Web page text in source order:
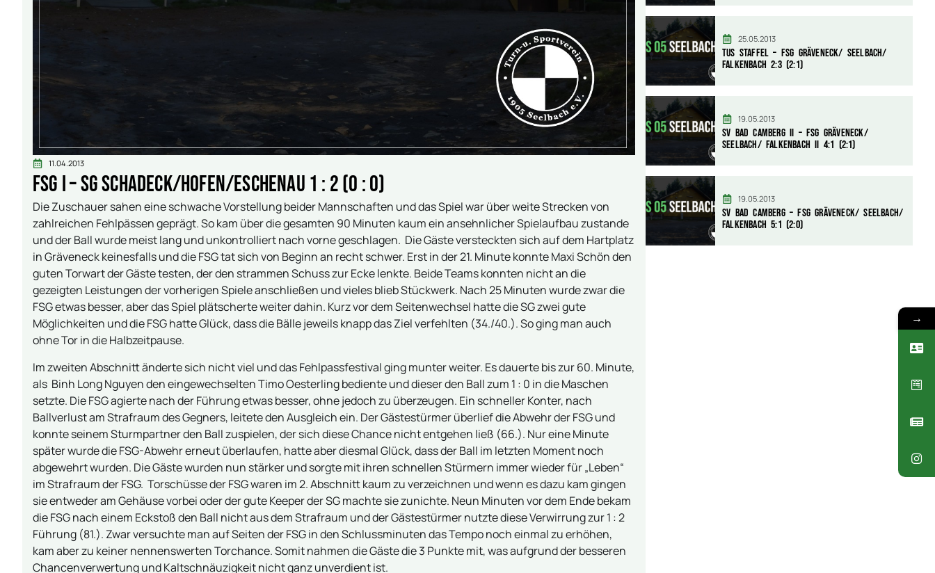
11.04.2013
FSG I – SG Schadeck/Hofen/Eschenau 1 : 2 (0 : 0)
Die Zuschauer sahen eine schwache Vorstellung beider Mannschaften und das Spiel war über weite Strecken von
zahlreichen Fehlpässen geprägt. So kam über die gesamten 90 Minuten kaum ein ansehnlicher Spielaufbau zustande
und der Ball wurde meist lang und unkontrolliert nach vorne geschlagen. Die Gäste versteckten sich auf dem Hartplatz
in Gräveneck keinesfalls und die FSG tat sich von Beginn an recht schwer. Erst in der 21. Minute konnte Maxi Schön den
guten Torwart der Gäste testen, der den strammen Schuss zur Ecke lenkte. Beide Teams konnten nicht an die
gezeigten Leistungen der vorherigen Spiele anschließen und vieles blieb Stückwerk. Nach 25 Minuten wurde zwar die
FSG etwas besser, aber das Spiel plätscherte weiter dahin. Kurz vor dem Seitenwechsel hatte die SG zwei gute
Möglichkeiten und die FSG hatte Glück, dass die Bälle jeweils knapp das Ziel verfehlten (34./40.). So ging man auch
ohne Tor in die Halbzeitpause.
Im zweiten Abschnitt änderte sich nicht viel und das Fehlpassfestival ging munter weiter. Es dauerte bis zur 60. Minute,
als Binh Long Nguyen den eingewechselten Timo Oesterling bediente und dieser den Ball zum 1 : 0 in die Maschen
setzte. Die FSG agierte nach der Führung etwas besser, ohne jedoch zu überzeugen. Ein schneller Konter, nach
Ballverlust am Strafraum des Gegners, leitete den Ausgleich ein. Der Gästestürmer überlief die Abwehr der FSG und
konnte seinem Sturmpartner den Ball zuspielen, der sich diese Chance nicht entgehen ließ (66.). Nur eine Minute
später wurde die FSG-Abwehr erneut überlaufen, hatte aber diesmal Glück, dass der Ball im letzten Moment noch
abgewehrt wurden. Die Gäste wurden nun stärker und sorgte mit ihren schnellen Stürmern immer wieder für „Leben“
im Strafraum der FSG. Torschüsse der FSG waren im 2. Abschnitt kaum zu verzeichnen und wenn es dazu kam gingen
sie entweder am Gehäuse vorbei oder der gute Keeper der SG machte sie zunichte. Neun Minuten vor dem Ende bekam
die FSG nach einem Eckstoß den Ball nicht aus dem Strafraum und der Gästestürmer nutzte diese Verwirrung zur 1 : 2
Führung (81.). Zwar versuchte man auf Seiten der FSG in den Schlussminuten das Tempo noch einmal zu erhöhen,
kam aber zu keiner nennenswerten Torchance. Somit nahmen die Gäste die 3 Punkte mit, was aufgrund der besseren
Chancenverwertung und Kaltschnäuzigkeit nicht ganz unverdient ist.
25.05.2013
TuS Staffel – FSG Gräveneck/ Seelbach/
Falkenbach 2:3 (2:1)
19.05.2013
SV Bad Camberg II – FSG Gräveneck/
Seelbach/ Falkenbach II 4:1 (2:1)
19.05.2013
SV Bad Camberg – FSG Gräveneck/ Seelbach/
Falkenbach 5:1 (2:0)
→